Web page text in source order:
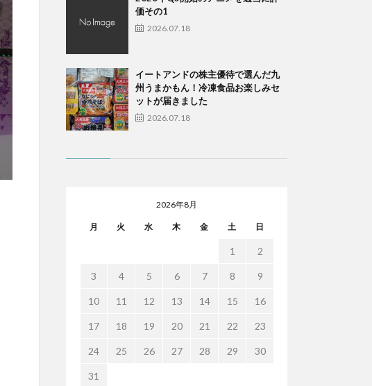
価その1
2026.07.18
イートアンドの株主優待で選んだ九
州うまかもん！冷凍食品お楽しみセ
ットが届きました
2026.07.18
2026年8月
月 火 水 木 金 土 日
1 2
3 4 5 6 7 8 9
10 11 12 13 14 15 16
17 18 19 20 21 22 23
24 25 26 27 28 29 30
31